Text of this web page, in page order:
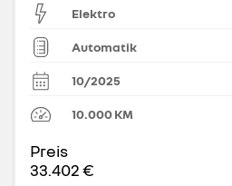
Elektro
Automatik
10/2025
10.000KM
Preis
33.402 €